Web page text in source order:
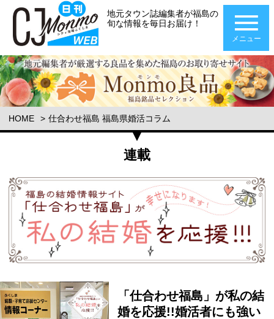
地元タウン誌編集者が福島の
旬な情報を毎日お届け！
メニュー
HOME 仕合わせ福島 福島県婚活コラム
連載
「仕合わせ福島」が私の結
婚を応援!!婚活者にも強い